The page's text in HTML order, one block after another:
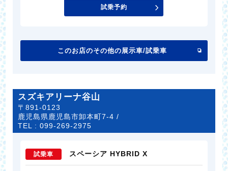
試乗予約
このお店のその他の展示車/試乗車
スズキアリーナ谷山
〒891-0123
鹿児島県鹿児島市卸本町7-4 /
TEL :099-269-2975
試乗車 スペーシア HYBRID X